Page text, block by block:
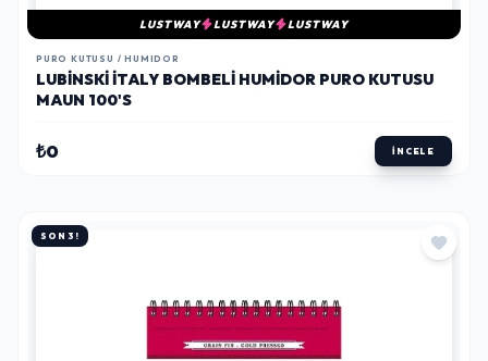
LUSTWAY LUSTWAY LUSTWAY
PURO KUTUSU / HUMIDOR
LUBINSKI İTALY BOMBELI HUMIDOR PURO KUTUSU
MAUN 100'S
₺0 İNCELE
SON 3!